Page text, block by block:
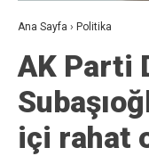
Ana Sayfa › Politika
AK Parti
içi rahat